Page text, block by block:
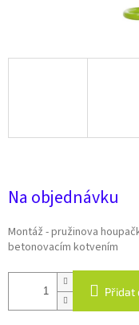
Na objednávku
Montáž - pružinova
betonovacím kotvením
Přidat